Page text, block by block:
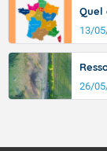
Quel
13/
26/